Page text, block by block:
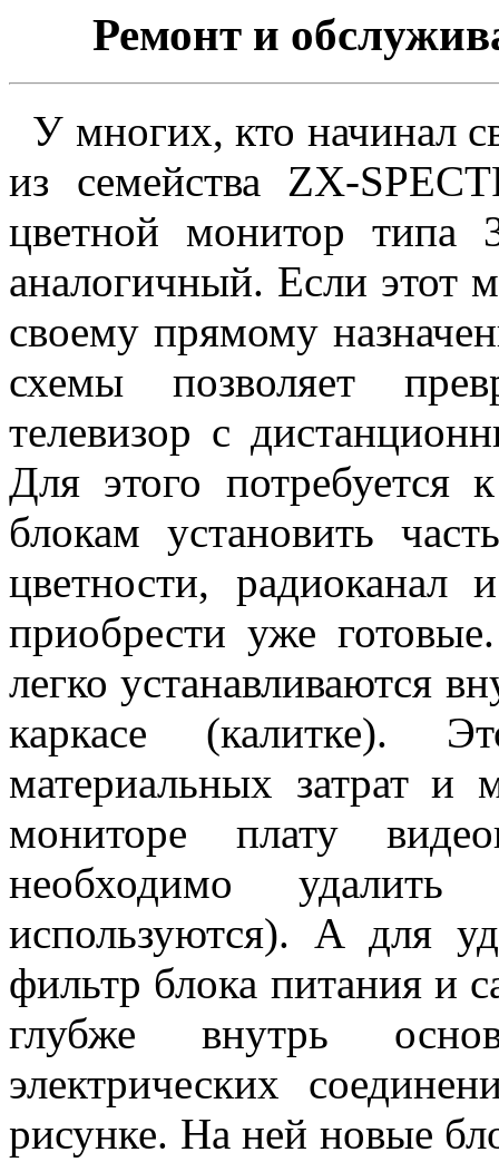
Ремонт и
У многих, кто начинал
из семейства ZX-
цветной монитор
аналогичный. Если этот
своему прямому
схемы позволяет
телевизор с
Для этого
блокам установить
цветности,
приобрести уже
легко устанавливаются
каркасе (калитке).
материальных затрат
мониторе плату
необходимо
используются). А для
фильтр блока питания и
глубже внутрь
электрических
рисунке. На ней новые